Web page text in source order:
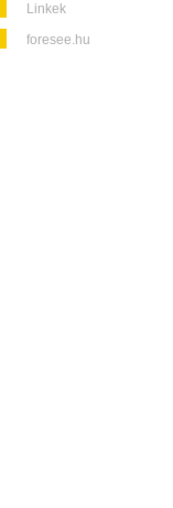
Linkek
foresee.hu